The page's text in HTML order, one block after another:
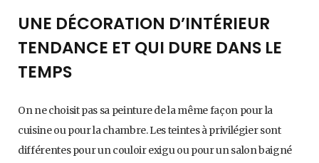
UNE DÉCORATION D’INTÉRIEUR
TENDANCE ET QUI DURE DANS LE
TEMPS
On ne choisit pas sa peinture de la même façon pour la
cuisine ou pour la chambre. Les teintes à privilégier sont
différentes pour un couloir exigu ou pour un salon baigné